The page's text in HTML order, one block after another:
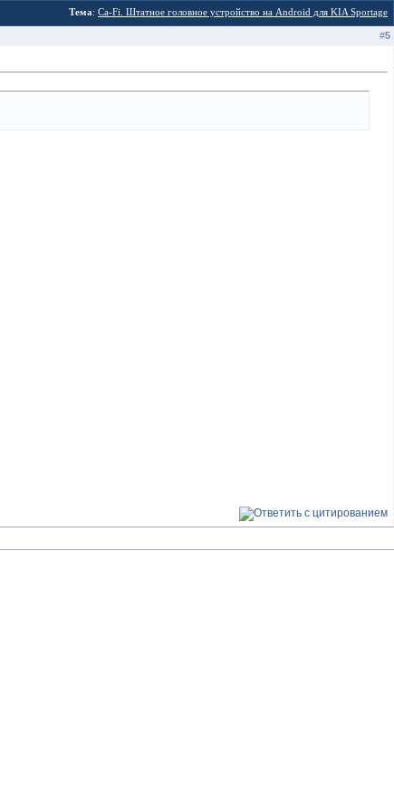
Тема: Ca-Fi. Штатное головное устройство на Android для KIA Sportage
#5